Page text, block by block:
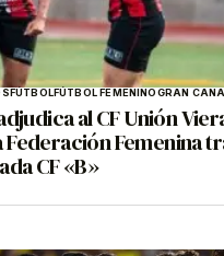
FÚTBOLFÚTBOL FEMENINOGRAN
al CF Unión
Federación Femenina
CF «B»